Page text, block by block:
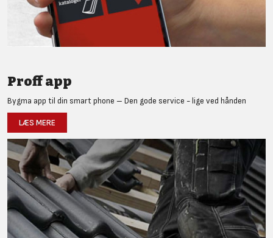
Proff app
Bygma app til din smart phone – Den gode service - lige ved hånden
LÆS MERE